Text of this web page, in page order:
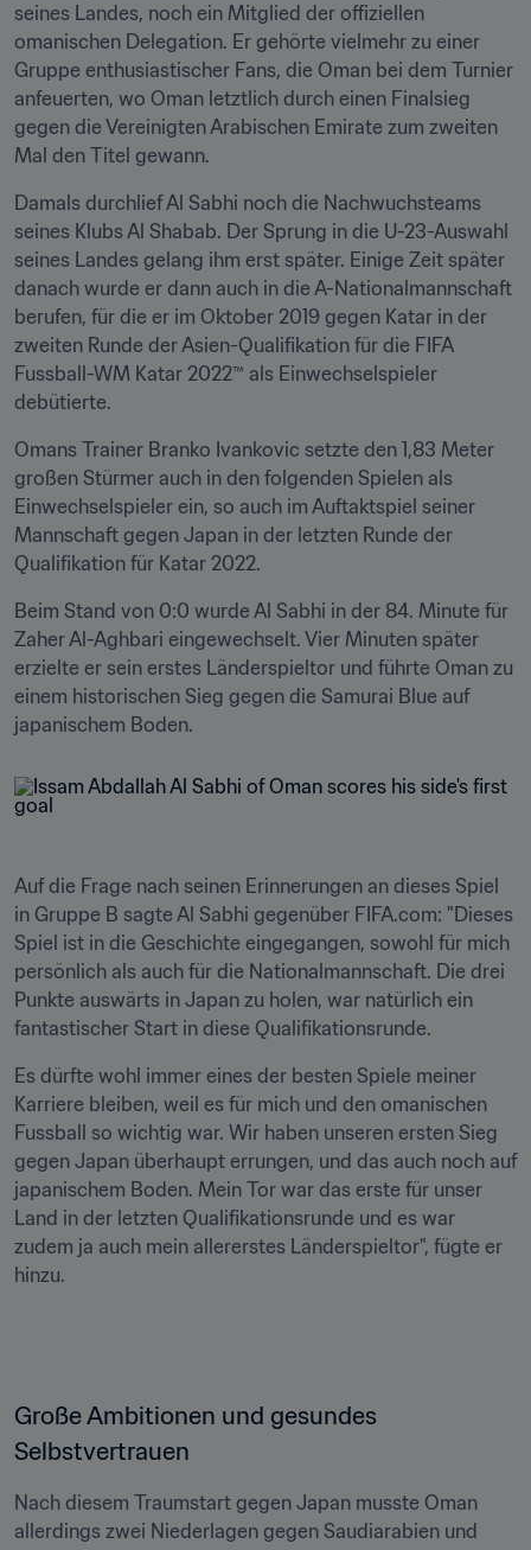
seines Landes, noch ein Mitglied der offiziellen
omanischen Delegation. Er gehörte vielmehr zu einer
Gruppe enthusiastischer Fans, die Oman bei dem Turnier
anfeuerten, wo Oman letztlich durch einen Finalsieg
gegen die Vereinigten Arabischen Emirate zum zweiten
Mal den Titel gewann.
Damals durchlief Al Sabhi noch die Nachwuchsteams
seines Klubs Al Shabab. Der Sprung in die U-23-Auswahl
seines Landes gelang ihm erst später. Einige Zeit später
danach wurde er dann auch in die A-Nationalmannschaft
berufen, für die er im Oktober 2019 gegen Katar in der
zweiten Runde der Asien-Qualifikation für die FIFA
Fussball-WM Katar 2022™ als Einwechselspieler
debütierte.
Omans Trainer Branko Ivankovic setzte den 1,83 Meter
großen Stürmer auch in den folgenden Spielen als
Einwechselspieler ein, so auch im Auftaktspiel seiner
Mannschaft gegen Japan in der letzten Runde der
Qualifikation für Katar 2022.
Beim Stand von 0:0 wurde Al Sabhi in der 84. Minute für
Zaher Al-Aghbari eingewechselt. Vier Minuten später
erzielte er sein erstes Länderspieltor und führte Oman zu
einem historischen Sieg gegen die Samurai Blue auf
Auf die Frage nach seinen Erinnerungen an dieses Spiel
in Gruppe B sagte Al Sabhi gegenüber FIFA.com: "Dieses
Spiel ist in die Geschichte eingegangen, sowohl für mich
persönlich als auch für die Nationalmannschaft. Die drei
Punkte auswärts in Japan zu holen, war natürlich ein
fantastischer Start in diese Qualifikationsrunde.
Es dürfte wohl immer eines der besten Spiele meiner
Karriere bleiben, weil es für mich und den omanischen
Fussball so wichtig war. Wir haben unseren ersten Sieg
gegen Japan überhaupt errungen, und das auch noch auf
japanischem Boden. Mein Tor war das erste für unser
Land in der letzten Qualifikationsrunde und es war
zudem ja auch mein allererstes Länderspieltor", fügte er
hinzu.
Große Ambitionen und gesundes
Selbstvertrauen
Nach diesem Traumstart gegen Japan musste Oman
allerdings zwei Niederlagen gegen Saudiarabien und